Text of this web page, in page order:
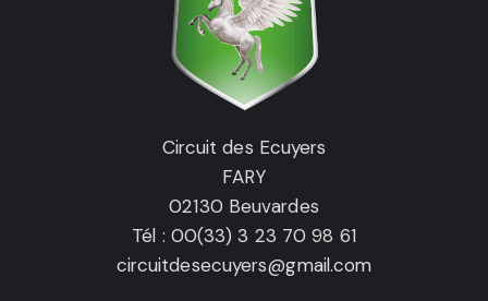
Circuit des Ecuyers
FARY
02130 Beuvardes
Tél : 00(33) 3 23 70 98 61
circuitdesecuyers@gmail.com